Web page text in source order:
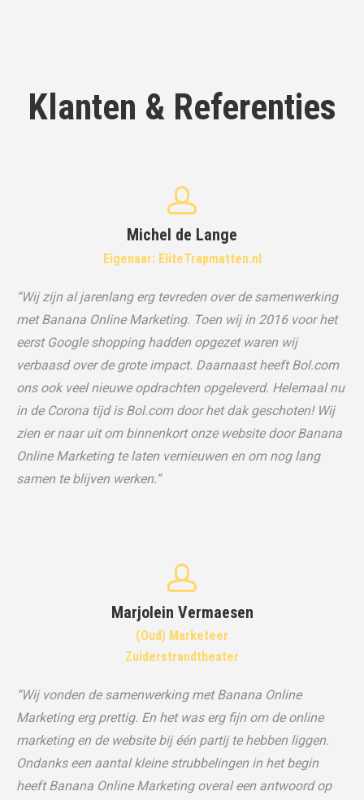
Klanten & Referenties
Michel de Lange
Eigenaar: EliteTrapmatten.nl
“Wij zijn al jarenlang erg tevreden over de samenwerking
met Banana Online Marketing. Toen wij in 2016 voor het
eerst Google shopping hadden opgezet waren wij
verbaasd over de grote impact. Daarnaast heeft Bol.com
ons ook veel nieuwe opdrachten opgeleverd. Helemaal nu
in de Corona tijd is Bol.com door het dak geschoten! Wij
zien er naar uit om binnenkort onze website door Banana
Online Marketing te laten vernieuwen en om nog lang
samen te blijven werken.”
Marjolein Vermaesen
(Oud) Marketeer
Zuiderstrandtheater
“Wij vonden de samenwerking met Banana Online
Marketing erg prettig. En het was erg fijn om de online
marketing en de website bij één partij te hebben liggen.
Ondanks een aantal kleine strubbelingen in het begin
heeft Banana Online Marketing overal een antwoord op